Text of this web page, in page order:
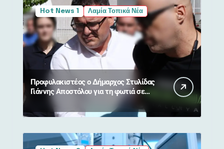
Hot News 1 Λαμία Τοπικά Νέα
Προφυλακιστέος ο Δήμαρχος Στυλίδας
Γιάννης Αποστόλου για τη φωτιά σε